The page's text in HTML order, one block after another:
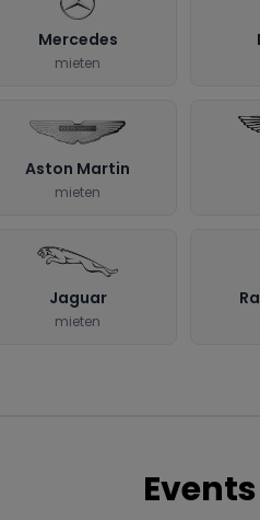
Mercedes
mieten
Aston Martin
mieten
Jaguar
mieten